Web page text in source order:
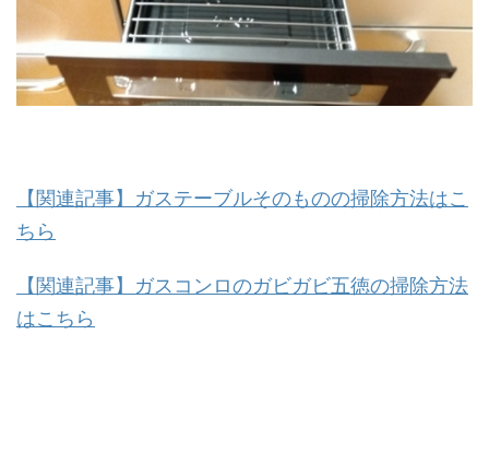
【関連記事】ガステーブルそのものの掃除方法はこ
ちら
【関連記事】ガスコンロのガビガビ五徳の掃除方法
はこちら